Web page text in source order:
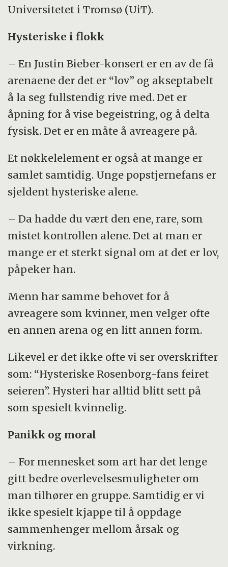
Universitetet i Tromsø (UiT).
Hysteriske i flokk
– En Justin Bieber-konsert er en av de få
arenaene der det er “lov” og akseptabelt
å la seg fullstendig rive med. Det er
åpning for å vise begeistring, og å delta
fysisk. Det er en måte å avreagere på.
Et nøkkelelement er også at mange er
samlet samtidig. Unge popstjernefans er
sjeldent hysteriske alene.
– Da hadde du vært den ene, rare, som
mistet kontrollen alene. Det at man er
mange er et sterkt signal om at det er lov,
påpeker han.
Menn har samme behovet for å
avreagere som kvinner, men velger ofte
en annen arena og en litt annen form.
Likevel er det ikke ofte vi ser overskrifter
som: “Hysteriske Rosenborg-fans feiret
seieren”. Hysteri har alltid blitt sett på
som spesielt kvinnelig.
Panikk og moral
– For mennesket som art har det lenge
gitt bedre overlevelsesmuligheter om
man tilhører en gruppe. Samtidig er vi
ikke spesielt kjappe til å oppdage
sammenhenger mellom årsak og
virkning.